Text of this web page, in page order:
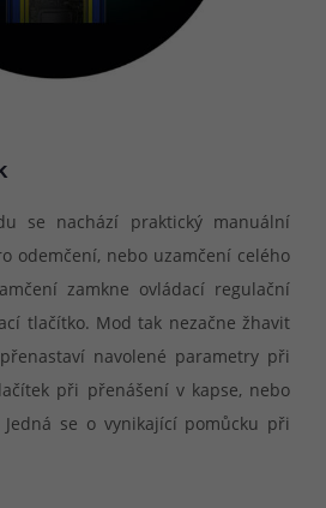
se nachází praktický manuální
odemčení, nebo uzamčení celého
zamkne ovládací regulační
tlačítko. Mod tak nezačne žhavit
navolené parametry při
při přenášení v kapse, nebo
Jedná se o vynikající pomůcku při